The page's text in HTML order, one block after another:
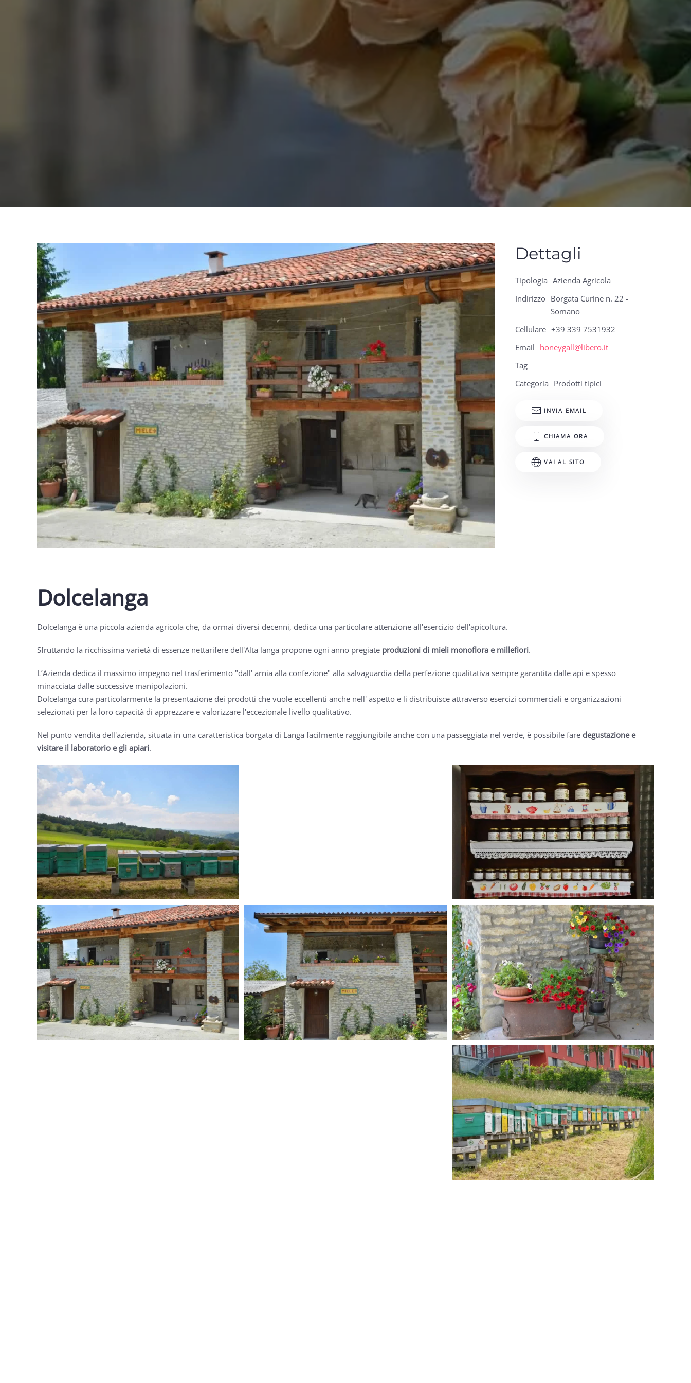
Dettagli
Tipologia Azienda Agricola
Indirizzo Borgata Curine n. 22 -
Somano
Cellulare +39 339 7531932
Email honeygall@libero.it
Tag
Categoria Prodotti tipici
INVIA EMAIL
CHIAMA ORA
VAI AL SITO
Dolcelanga
Dolcelanga è una piccola azienda agricola che, da ormai diversi decenni, dedica una particolare attenzione all'esercizio dell'apicoltura.
Sfruttando la ricchissima varietà di essenze nettarifere dell'Alta langa propone ogni anno pregiate produzioni di mieli monoflora e millefiori.
L’Azienda dedica il massimo impegno nel trasferimento "dall' arnia alla confezione" alla salvaguardia della perfezione qualitativa sempre garantita dalle api e spesso
minacciata dalle successive manipolazioni.
Dolcelanga cura particolarmente la presentazione dei prodotti che vuole eccellenti anche nell' aspetto e li distribuisce attraverso esercizi commerciali e organizzazioni
selezionati per la loro capacità di apprezzare e valorizzare l'eccezionale livello qualitativo.
Nel punto vendita dell'azienda, situata in una caratteristica borgata di Langa facilmente raggiungibile anche con una passeggiata nel verde, è possibile fare degustazione e
visitare il laboratorio e gli apiari.
GUARDA GUARDA
GUARDA GUARDA GUARDA
GUARDA